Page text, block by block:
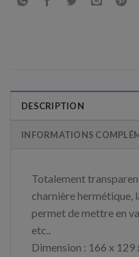
DESCRIPTION
INFORMATIONS
Totalement
charnière hermétique,
permet de mettre en
etc..
Dimension : 166 x 129